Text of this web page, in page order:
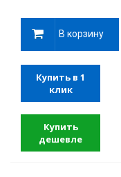
В корзину
Купить в 1
клик
Купить
дешевле